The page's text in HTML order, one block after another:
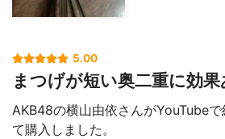
5.00
まつげが短い奥二重に効
AKB48の横山由依さんがYouTube
て購入しました。